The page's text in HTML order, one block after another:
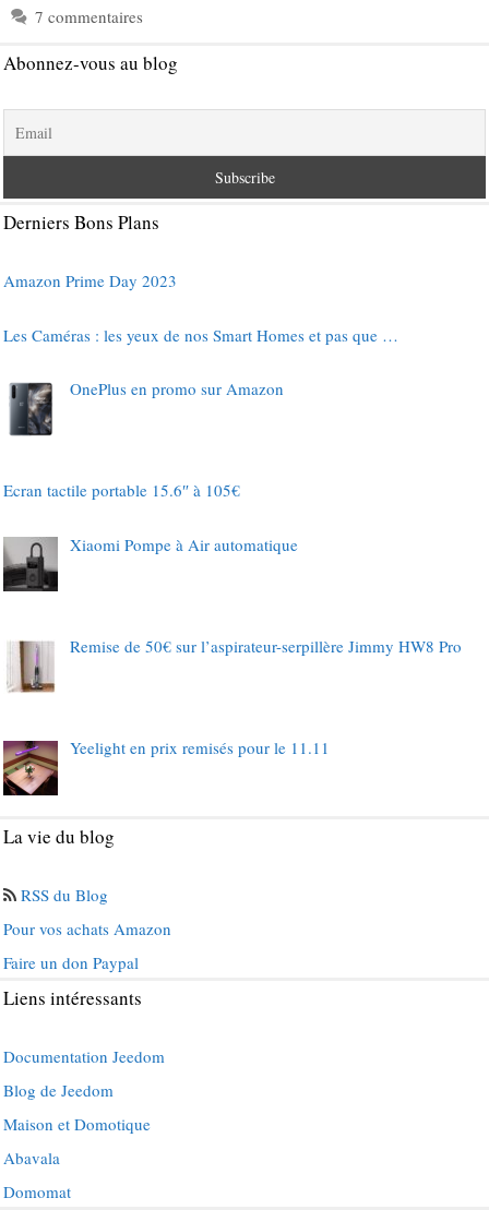
7 commentaires
Abonnez-vous au blog
Derniers Bons Plans
Amazon Prime Day 2023
Les Caméras : les yeux de nos Smart Homes et pas que …
OnePlus en promo sur Amazon
Ecran tactile portable 15.6″ à 105€
Xiaomi Pompe à Air automatique
Remise de 50€ sur l’aspirateur-serpillère Jimmy HW8 Pro
Yeelight en prix remisés pour le 11.11
La vie du blog
RSS du Blog
Pour vos achats Amazon
Faire un don Paypal
Liens intéressants
Documentation Jeedom
Blog de Jeedom
Maison et Domotique
Abavala
Domomat